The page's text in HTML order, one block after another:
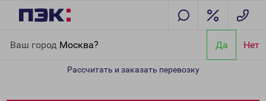
Ваш город Москва? Да Нет
Рассчитать и заказать перевозку